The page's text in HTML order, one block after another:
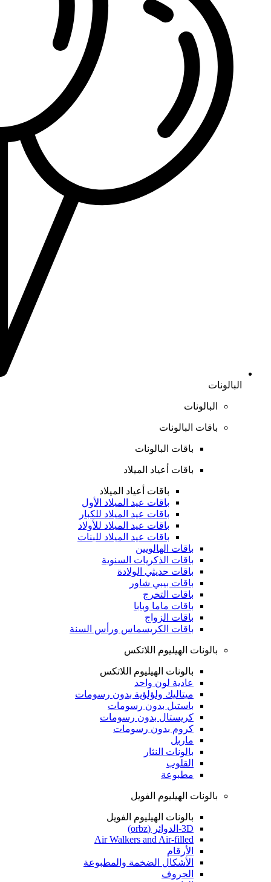
البالونات
البالونات
باقات البالونات
باقات البالونات
باقات أعياد الميلاد
باقات أعياد الميلاد
باقات عيد الميلاد الأول
باقات عيد الميلاد للكبار
باقات عيد الميلاد للأولاد
باقات عيد الميلاد للبنات
باقات الهالويين
باقات الذكريات السنوية
باقات حديثي الولادة
باقات بيبي شاور
باقات التخرج
باقات ماما وبابا
باقات الزواج
باقات الكريسماس ورأس السنة
بالونات الهيليوم اللاتكس
بالونات الهيليوم اللاتكس
عادية لون واحد
ميتاليك ولؤلؤية بدون رسومات
باستيل بدون رسومات
كريستال بدون رسومات
كروم بدون رسومات
ماربل
بالونات النثار
القلوب
مطبوعة
بالونات الهيليوم الفويل
بالونات الهيليوم الفويل
3D-الدوائر (orbz)
Air Walkers and Air-filled
الأرقام
الأشكال الضخمة والمطبوعة
الحروف